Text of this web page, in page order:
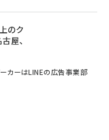
のク
屋、
ーカーはLINEの広告事業部